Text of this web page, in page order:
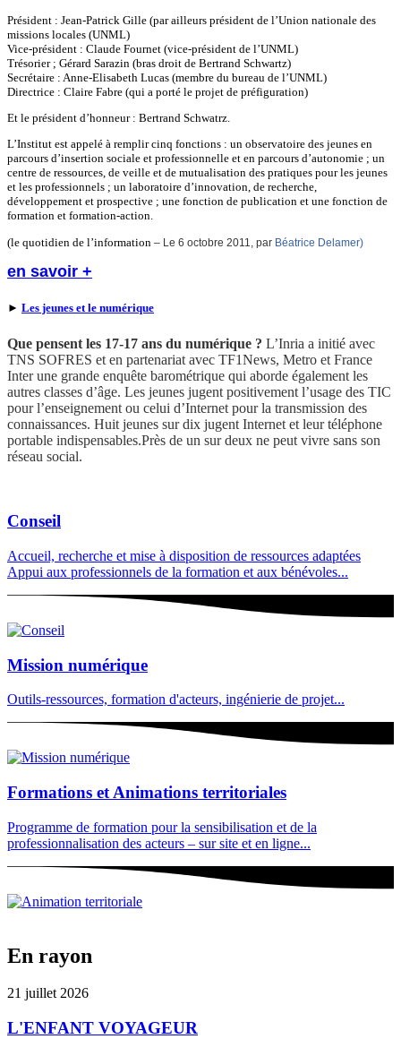
Président : Jean-Patrick Gille (par ailleurs président de l’Union nationale des
missions locales (UNML)
Vice-président : Claude Fournet (vice-président de l’UNML)
Trésorier ; Gérard Sarazin (bras droit de Bertrand Schwartz)
Secrétaire : Anne-Elisabeth Lucas (membre du bureau de l’UNML)
Directrice : Claire Fabre (qui a porté le projet de préfiguration)
Et le président d’honneur : Bertrand Schwatrz.
L’Institut est appelé à remplir cinq fonctions : un observatoire des jeunes en
parcours d’insertion sociale et professionnelle et en parcours d’autonomie ; un
centre de ressources, de veille et de mutualisation des pratiques pour les jeunes
et les professionnels ; un laboratoire d’innovation, de recherche,
développement et prospective ; une fonction de publication et une fonction de
formation et formation-action.
(le quotidien de l’information – Le 6 octobre 2011, par Béatrice Delamer)
en savoir +
► Les jeunes et le numérique
Que pensent les 17-17 ans du numérique ? L’Inria a initié avec
TNS SOFRES et en partenariat avec TF1News, Metro et France
Inter une grande enquête barométrique qui aborde également les
autres classes d’âge. Les jeunes jugent positivement l’usage des TIC
pour l’enseignement ou celui d’Internet pour la transmission des
connaissances. Huit jeunes sur dix jugent Internet et leur téléphone
portable indispensables.Près de un sur deux ne peut vivre sans son
réseau social.
Conseil
Accueil, recherche et mise à disposition de ressources adaptées
Appui aux professionnels de la formation et aux bénévoles...
Mission numérique
Outils-ressources, formation d'acteurs, ingénierie de projet...
Formations et Animations territoriales
Programme de formation pour la sensibilisation et de la
professionnalisation des acteurs – sur site et en ligne...
En rayon
21 juillet 2026
L'ENFANT VOYAGEUR